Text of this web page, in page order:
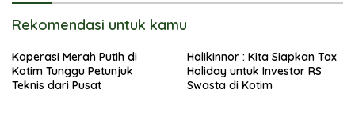
Rekomendasi untuk kamu
Koperasi Merah Putih di
Kotim Tunggu Petunjuk
Teknis dari Pusat
Halikinnor : Kita Siapkan Tax
Holiday untuk Investor RS
Swasta di Kotim